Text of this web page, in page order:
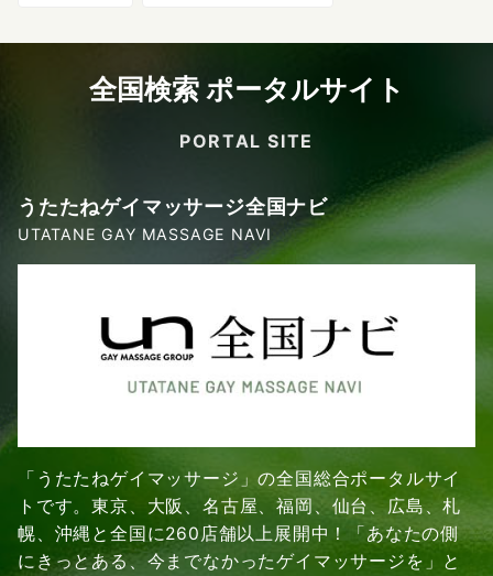
全国検索 ポータルサイト
PORTAL SITE
うたたねゲイマッサージ全国ナビ
UTATANE GAY MASSAGE NAVI
「うたたねゲイマッサージ」の全国総合ポータルサイ
トです。東京、大阪、名古屋、福岡、仙台、広島、札
幌、沖縄と全国に260店舗以上展開中！「あなたの側
にきっとある、今までなかったゲイマッサージを」と